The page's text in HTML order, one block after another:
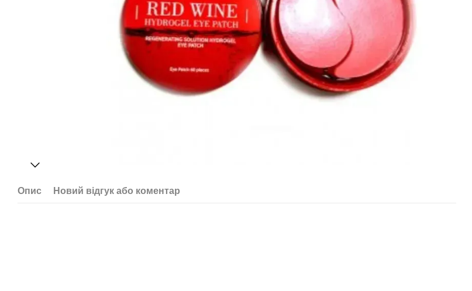
Опис Новий відгук або коментар